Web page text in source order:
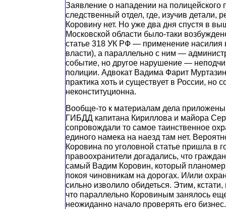
Заявление о нападении на полицейского
следственный отдел, где, изучив детали,
Коровину нет. Но уже два дня спустя в
Московской области было-таки
статье 318 УК РФ — применение насилия
власти), а параллельно с ним —
событие, но другое нарушение —
полиции. Адвокат Вадима Фарит Муртазин
практика хоть и существует в России, но
неконституционна.
Вообще-то к материалам дела
ГИБДД капитана Кириллова и майора
сопровождали то самое таинственное
единого намека на наезд там нет.
Коровина по уголовной статье пришла в
правоохранители догадались, что
самый Вадим Коровин, который
покоя чиновникам на дорогах. И/или
сильно изволило обидеться. Этим,
что параллельно Коровиным занялось
неожиданно начало проверять его бизнес.